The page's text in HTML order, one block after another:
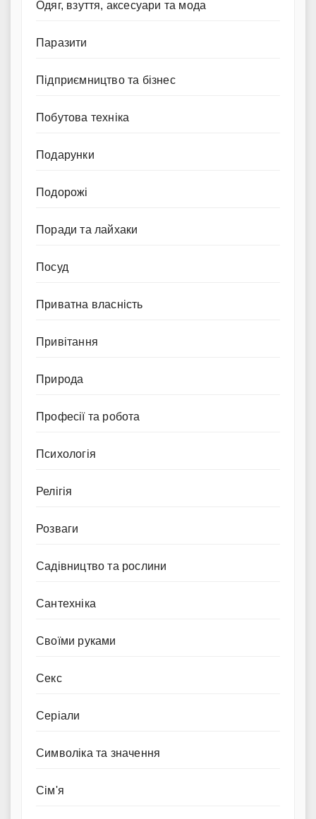
Одяг, взуття, аксесуари та мода
Паразити
Підприємництво та бізнес
Побутова техніка
Подарунки
Подорожі
Поради та лайхаки
Посуд
Приватна власність
Привітання
Природа
Професії та робота
Психологія
Релігія
Розваги
Садівництво та рослини
Сантехніка
Своїми руками
Секс
Серіали
Символіка та значення
Сім'я